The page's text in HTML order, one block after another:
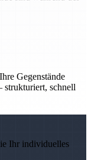
Gegenstände
strukturiert, schnell
Ihr individuelles